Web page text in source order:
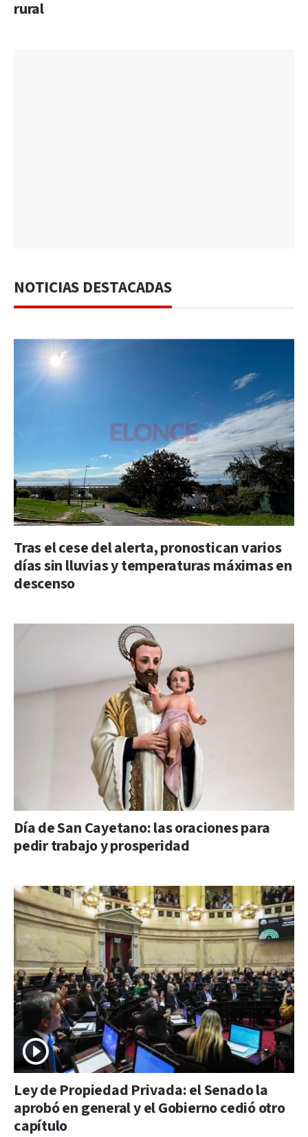
rural
NOTICIAS DESTACADAS
Tras el cese del alerta, pronostican varios
días sin lluvias y temperaturas máximas en
descenso
Día de San Cayetano: las oraciones para
pedir trabajo y prosperidad
Ley de Propiedad Privada: el Senado la
aprobó en general y el Gobierno cedió otro
capítulo